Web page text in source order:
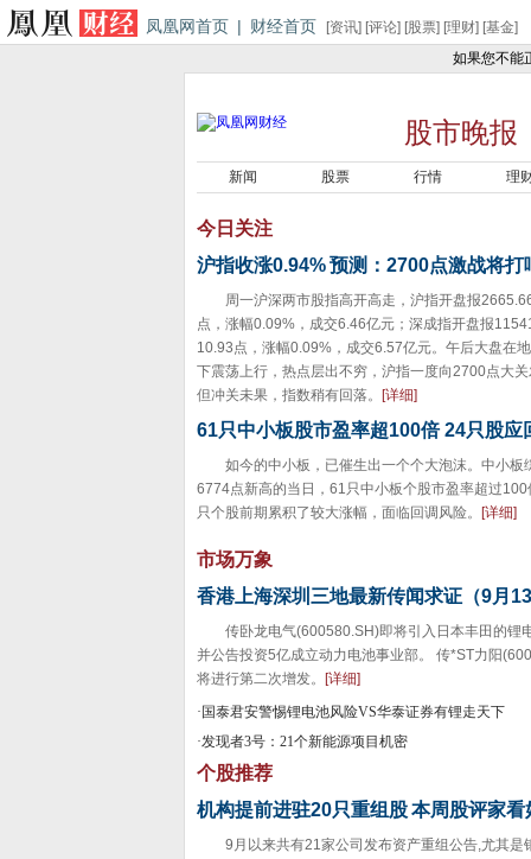
凤凰网首页 | 财经首页 [资讯] [评论] [股票] [理财] [基金]
如果您不能
股市晚报
新闻 股票 行情 理
今日关注
沪指收涨0.94%预测：2700点激战将打
周一沪深两市股指高开高走，沪指开盘报
点，涨幅0.09%，成交6.46亿元；深成指开盘报
10.93点，涨幅0.09%，成交6.57亿元。午后大盘在
下震荡上行，热点层出不穷，沪指一度向2700点大
但冲关未果，指数稍有回落。
[详细]
61只中小板股市盈率超100倍 24只股应
如今的中小板，已催生出一个个大泡沫。中小板
6774点新高的当日，61只中小板个股市盈率超过
只个股前期累积了较大涨幅，面临回调风险。
[详细]
市场万象
香港上海深圳三地最新传闻求证（9月
传卧龙电气(600580.SH)即将引入日本丰田的锂
并公告投资5亿成立动力电池事业部。 传*ST力阳
将进行第二次增发。
[详细]
·国泰君安警惕锂电池风险VS华泰证券有锂走天下
·发现者3号：21个新能源项目机密
个股推荐
机构提前进驻20只重组股本周股评家看
9月以来共有21家公司发布资产重组公告,尤其是